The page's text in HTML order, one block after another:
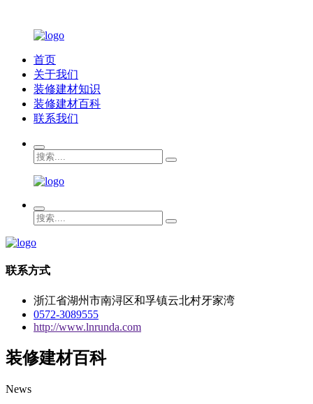
首页
关于我们
装修建材知识
装修建材百科
联系我们
联系方式
浙江省湖州市南浔区和孚镇云北村牙家湾
0572-3089555
http://www.lnrunda.com
装修建材百科
News